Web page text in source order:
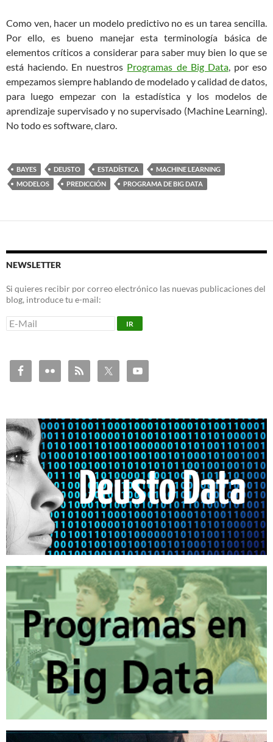
Como ven, hacer un modelo predictivo no es un tarea sencilla.
Por ello, es bueno manejar esta terminología básica de
elementos críticos a considerar para saber muy bien lo que se
está haciendo. En nuestros Programas de Big Data, por eso
empezamos siempre hablando de modelado y calidad de datos,
para luego empezar con la estadística y los modelos de
aprendizaje supervisado y no supervisado (Machine Learning).
No todo es software, claro.
BAYES DEUSTO ESTADÍSTICA
MACHINE LEARNING
MODELOS
PREDICCIÓN PROGRAMA DE BIG DATA
NEWSLETTER
Si quieres recibir por correo electrónico las nuevas publicaciones del
blog, introduce tu e-mail: